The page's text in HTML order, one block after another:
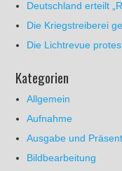
Deutschland erteilt
Die Kriegstreiberei
Die Lichtrevue
Kategorien
Allgemein
Aufnahme
Ausgabe und
Bildbearbeitung